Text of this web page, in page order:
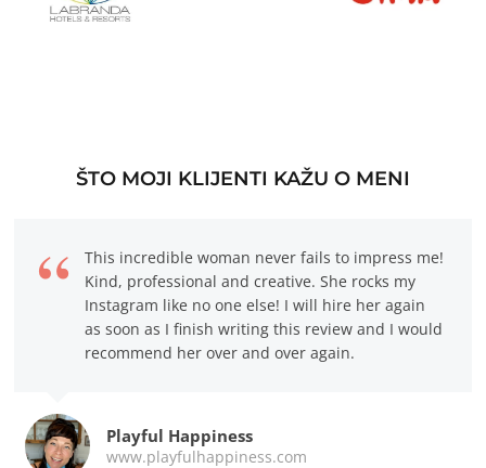
ŠTO MOJI KLIJENTI KAŽU O MENI
This incredible woman never fails to impress me!
Kind, professional and creative. She rocks my
Instagram like no one else! I will hire her again
as soon as I finish writing this review and I would
recommend her over and over again.
Playful Happiness
www.playfulhappiness.com